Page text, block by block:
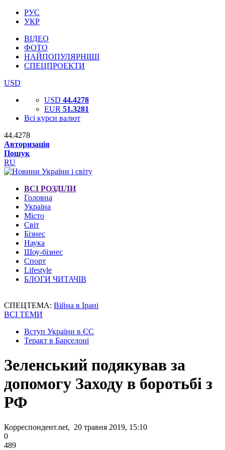
РУС
УКР
ВІДЕО
ФОТО
НАЙПОПУЛЯРНІШІ
СПЕЦПРОЕКТИ
USD
USD 44.4278
EUR 51.3281
Всі курси валют
44.4278
Авторизація
Пошук
RU
ВСІ РОЗДІЛИ
Головна
Україна
Місто
Світ
Бізнес
Наука
Шоу-бізнес
Спорт
Lifestyle
БЛОГИ ЧИТАЧІВ
СПЕЦТЕМА: Війна в Ірані
ВСІ ТЕМИ
Вступ України в ЄС
Теракт в Барселоні
Зеленський подякував за
допомогу Заходу в боротьбі з
РФ
Корреспондент.net, 20 травня 2019, 15:10
0
489